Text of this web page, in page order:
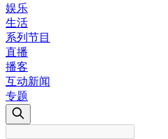
娱乐
生活
系列节目
直播
播客
互动新闻
专题